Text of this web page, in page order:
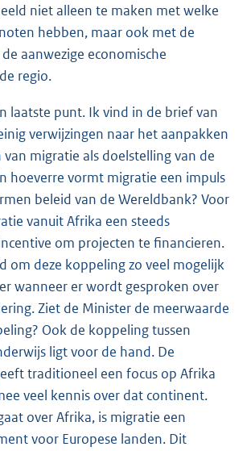
niet alleen te maken met welke
hebben, maar ook met de
aanwezige economische
regio.
laatste punt. Ik vind in de brief van
verwijzingen naar het aanpakken
migratie als doelstelling van de
hoeverre vormt migratie een impuls
beleid van de Wereldbank? Voor
vanuit Afrika een steeds
om projecten te financieren.
om deze koppeling zo veel mogelijk
wanneer er wordt gesproken over
Ziet de Minister de meerwaarde
Ook de koppeling tussen
ligt voor de hand. De
traditioneel een focus op Afrika
veel kennis over dat continent.
over Afrika, is migratie een
voor Europese landen. Dit